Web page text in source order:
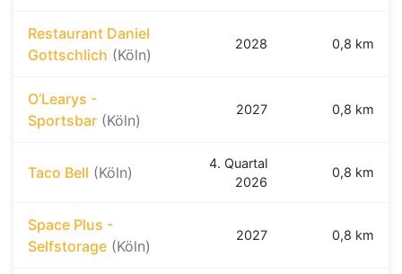
Restaurant Daniel
Gottschlich (Köln)
2028 0,8 km
O’Learys -
Sportsbar (Köln)
2027 0,8 km
Taco Bell (Köln)
4. Quartal
2026
0,8 km
Space Plus -
Selfstorage (Köln)
2027 0,8 km